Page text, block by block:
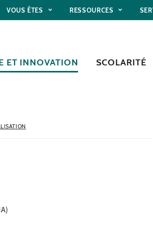
VOUS ÊTES RESSOURCES
ET INNOVATION SCOLARITÉ